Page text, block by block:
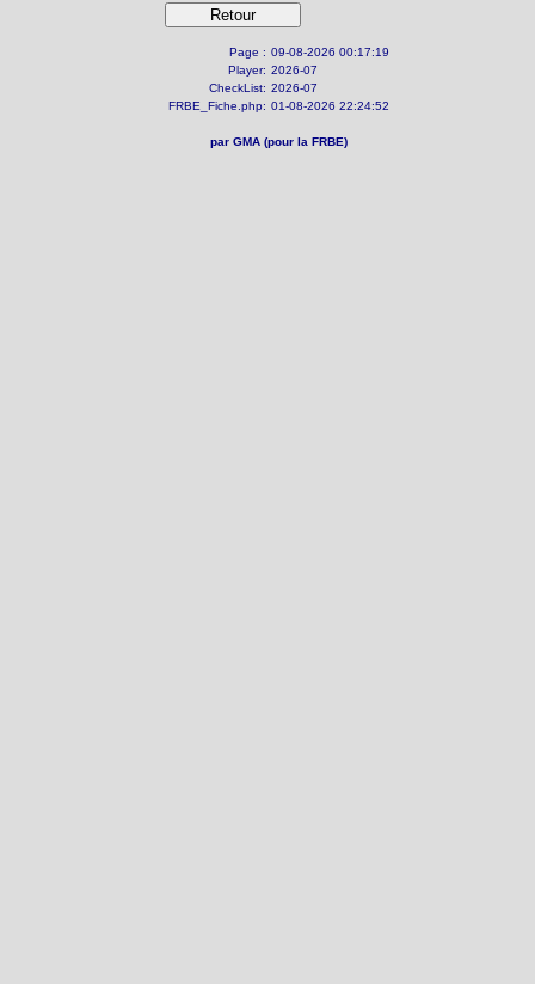
Page : 09-08-2026 00:17:19
Player: 2026-07
CheckList: 2026-07
FRBE_Fiche.php: 01-08-2026 22:24:52
par GMA (pour la FRBE)